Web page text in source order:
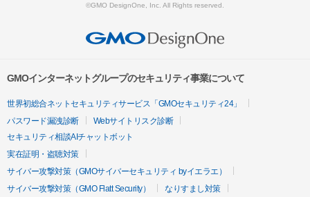
©GMO DesignOne, Inc. All Rights reserved.
GMOインターネットグループのセキュリティ事業について
世界初総合ネットセキュリティサービス「GMOセキュリティ24」
パスワード漏洩診断
Webサイトリスク診断
セキュリティ相談AIチャットボット
実在証明・盗聴対策
サイバー攻撃対策（GMOサイバーセキュリティ byイエラエ）
サイバー攻撃対策（GMO Flatt Security）
なりすまし対策